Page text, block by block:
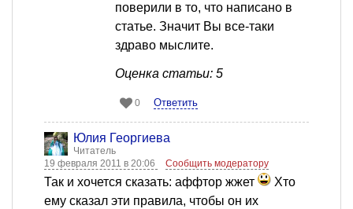
поверили в то, что написано в
статье. Значит Вы все-таки
здраво мыслите.
Оценка статьи: 5
0 Ответить
Юлия Георгиева
Читатель
19 февраля 2011 в 20:06
Сообщить модератору
Так и хочется сказать: аффтор жжет
Хто
ему сказал эти правила, чтобы он их